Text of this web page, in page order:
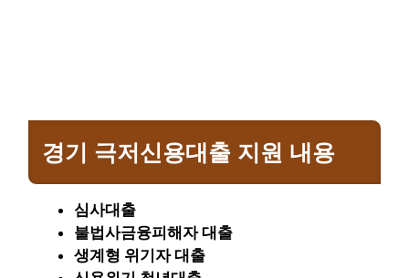
경기 극저신용대출 지원 내용
심사대출
불법사금융피해자 대출
생계형 위기자 대출